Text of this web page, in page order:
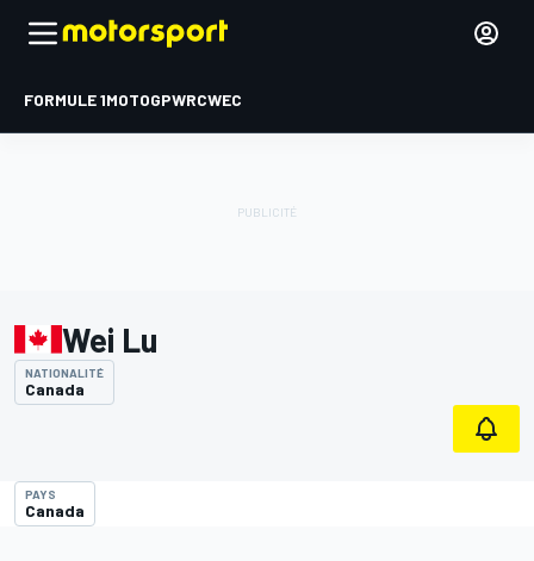
FORMULE 1MOTOGPWRCWEC
Wei Lu
NATIONALITÉ
Canada
PAYS
Canada